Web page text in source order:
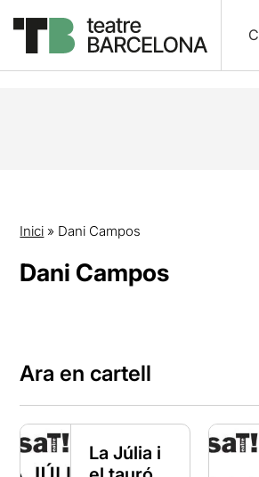
Inici » Dani Campos
Dani Campos
Ara en cartell
La Júlia i